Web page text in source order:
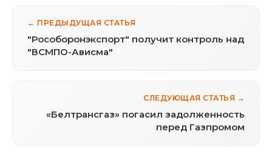
← ПРЕДЫДУЩАЯ СТАТЬЯ
"Рособоронэкспорт" получит контроль над
"ВСМПО-Ависма"
СЛЕДУЮЩАЯ СТАТЬЯ →
«Белтрансгаз» погасил задолженность
перед Газпромом